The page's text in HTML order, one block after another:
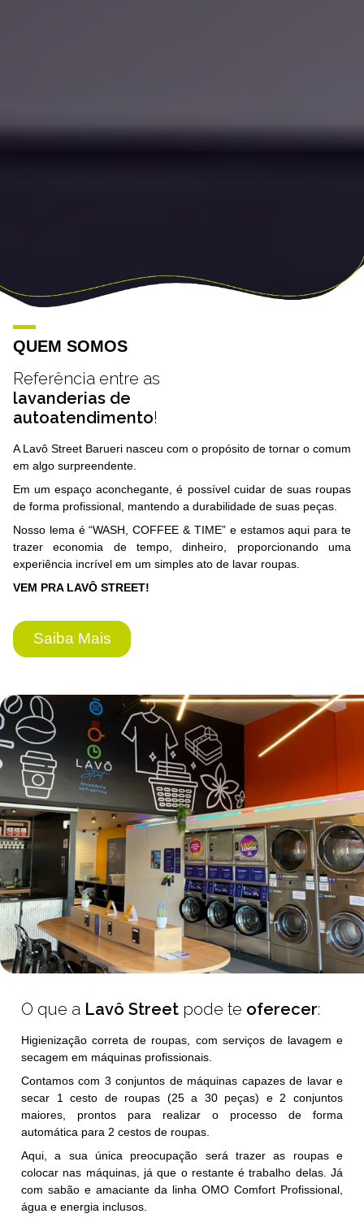
QUEM SOMOS
Referência entre as
lavanderias de
autoatendimento!
A Lavô Street Barueri nasceu com o propósito de tornar o comum
em algo surpreendente.
Em um espaço aconchegante, é possível cuidar de suas roupas
de forma profissional, mantendo a durabilidade de suas peças.
Nosso lema é “WASH, COFFEE & TIME” e estamos aqui para te
trazer economia de tempo, dinheiro, proporcionando uma
experiência incrível em um simples ato de lavar roupas.
VEM PRA LAVÔ STREET!
Saiba Mais
O que a Lavô Street pode te oferecer:
Higienização correta de roupas, com serviços de lavagem e
secagem em máquinas profissionais.
Contamos com 3 conjuntos de máquinas capazes de lavar e
secar 1 cesto de roupas (25 a 30 peças) e 2 conjuntos
maiores, prontos para realizar o processo de forma
automática para 2 cestos de roupas.
Aqui, a sua única preocupação será trazer as roupas e
colocar nas máquinas, já que o restante é trabalho delas. Já
com sabão e amaciante da linha OMO Comfort Profissional,
água e energia inclusos.